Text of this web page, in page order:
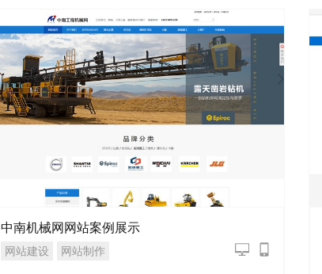
中南机械网网站案例展示
网站建设 网站制作